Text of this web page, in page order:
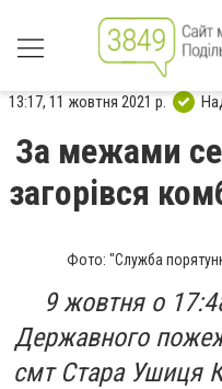
13:17, 11 жовтня 2021 р.
За межами
загорівся
Фото: "Служба
9 жовтня о
Державного
смт Стара Ушиця